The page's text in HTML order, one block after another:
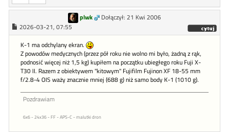
plwk
Dołączył: 21 Kwi 2006
2026-03-21, 07:55
K-1 ma odchylany ekran.
Z powodów medycznych (przez pół roku nie wolno mi było, żadną z rąk,
podnosić więcej niż 1,5 kg) kupiłem na początku ubiegłego roku Fuji X-
T30 II. Razem z obiektywem "kitowym" Fujifilm Fujinon XF 18-55 mm
f/2.8-4 OIS waży znacznie mniej (688 g) niż samo body K-1 (1010 g).
Pozdrawiam
6x6 - 24x36 - FF - APS-C - malutki dron